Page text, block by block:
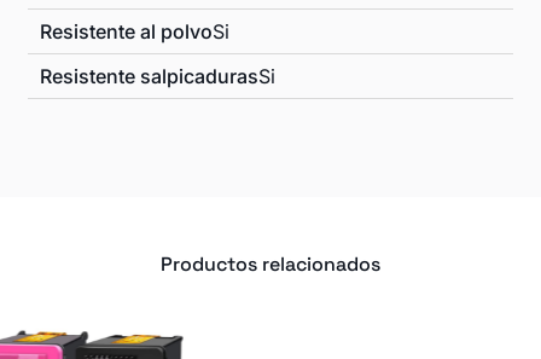
Resistente al polvoSi
Resistente salpicadurasSi
Productos relacionados